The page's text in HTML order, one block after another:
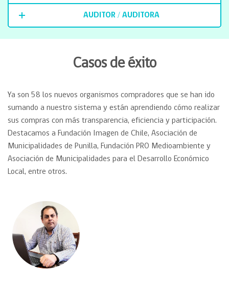
AUDITOR / AUDITORA
Casos de éxito
Ya son 58 los nuevos organismos compradores que se han ido
sumando a nuestro sistema y están aprendiendo cómo realizar
sus compras con más transparencia, eficiencia y participación.
Destacamos a Fundación Imagen de Chile, Asociación de
Municipalidades de Punilla, Fundación PRO Medioambiente y
Asociación de Municipalidades para el Desarrollo Económico
Local, entre otros.